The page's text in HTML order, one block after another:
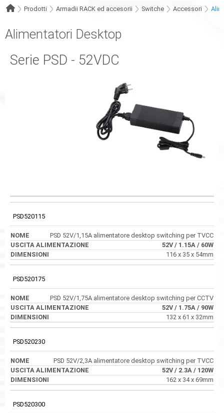
Prodotti Armadii RACK ed accesorii Switche Accessori
Alimentatori Desktop
Serie PSD - 52VDC
USCITA
ALIMENTAZIONE
PSD520115
PSD 52V/1,15A alimentatore desktop switching per TVCC
52V/ 1.15A / 60W
116 x 35 x 54mm
PSD520175
PSD 52V/1,75A alimentatore desktop switching per CCTV
52V/ 1.75A / 90W
132 x 61 x 32mm
PSD520230
PSD 52V/2,3A alimentatore desktop switching per TVCC
52V/ 2.3A / 120W
162 x 34 x 69mm
PSD520300